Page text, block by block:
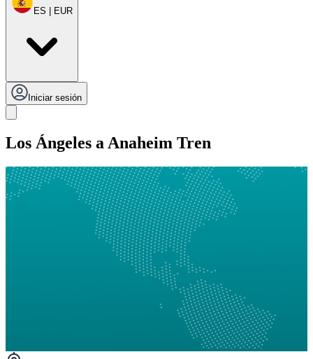
ES | EUR
Iniciar sesión
Los Ángeles a Anaheim Tren